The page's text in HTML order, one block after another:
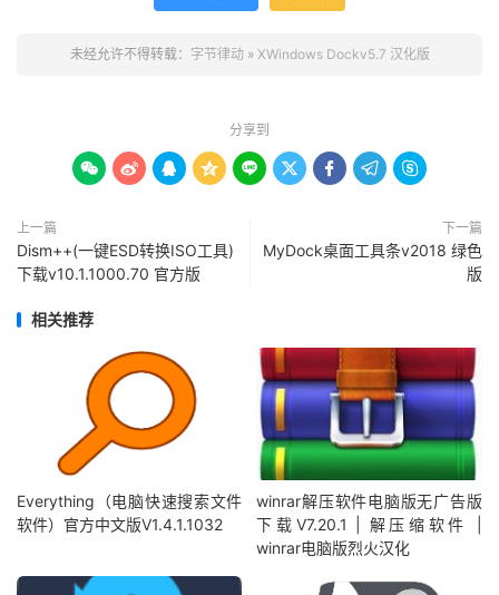
未经允许不得转载： 字节律动» XWindows Dockv5.7 汉化版
分享到
        
上一篇
Dism++(一键ESD转换ISO工具)
下载v10.1.1000.70 官方版
下一篇
MyDock桌面工具条v2018 绿色
版
相关推荐
Everything（电脑快速搜索文件
软件）官方中文版V1.4.1.1032
winrar解压软件电脑版无广告版
下载V7.20.1 | 解压缩软件 |
winrar电脑版烈火汉化